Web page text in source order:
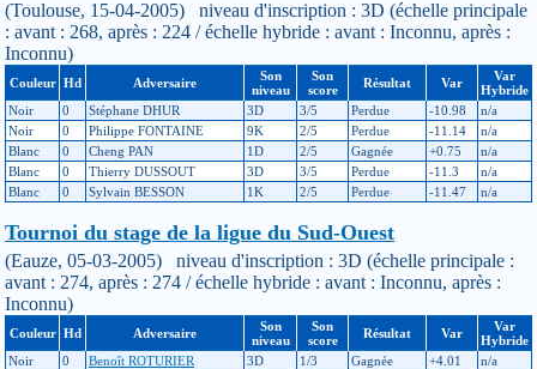
(Toulouse, 15-04-2005) niveau d'inscription : 3D (échelle principale
: avant : 268, après : 224 / échelle hybride : avant : Inconnu, après :
Inconnu)
Couleur Hd Adversaire
Son
niveau
Son
score
Résultat Var
Var
Hybride
Noir
0 Stéphane DHUR 3D 3/5 Perdue -10.98
n/a
Noir
0 Philippe FONTAINE 9K 2/5 Perdue -11.14
n/a
Blanc
0 Cheng PAN 1D 2/5 Gagnée +0.75
n/a
Blanc
0 Thierry DUSSOUT 3D 3/5 Perdue -11.3
n/a
Blanc
0 Sylvain BESSON 1K 2/5 Perdue -11.47 n/a
Tournoi du stage de la ligue du Sud-Ouest
(Eauze, 05-03-2005) niveau d'inscription : 3D (échelle principale :
avant : 274, après : 274 / échelle hybride : avant : Inconnu, après :
Inconnu)
Couleur Hd Adversaire
Son
niveau
Son
score
Résultat Var
Var
Hybride
Noir
0 Benoît ROTURIER 3D 1/3 Gagnée +4.01
n/a